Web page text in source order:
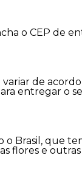
o CEP de
variar de
entregar o
Brasil, que
flores e